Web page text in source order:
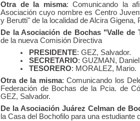
Otra de la misma: Comunicando la
Asociación cuyo nombre es Centro
y Berutti" de la localidad de Alcira Gigena,
De la Asociación de Bochas "Valle de
de la nueva Comisión Directiva
PRESIDENTE: GEZ, Salvador.
SECRETARIO: GUZMAN,
TESORERO: MORALEZ, Mario.
Otra de la misma: Comunicando los
Federación de Bochas de la Pcia. de
GEZ, Salvador.
De la Asociación Juárez Celman de
la Casa del Bochofilo para una estudiante